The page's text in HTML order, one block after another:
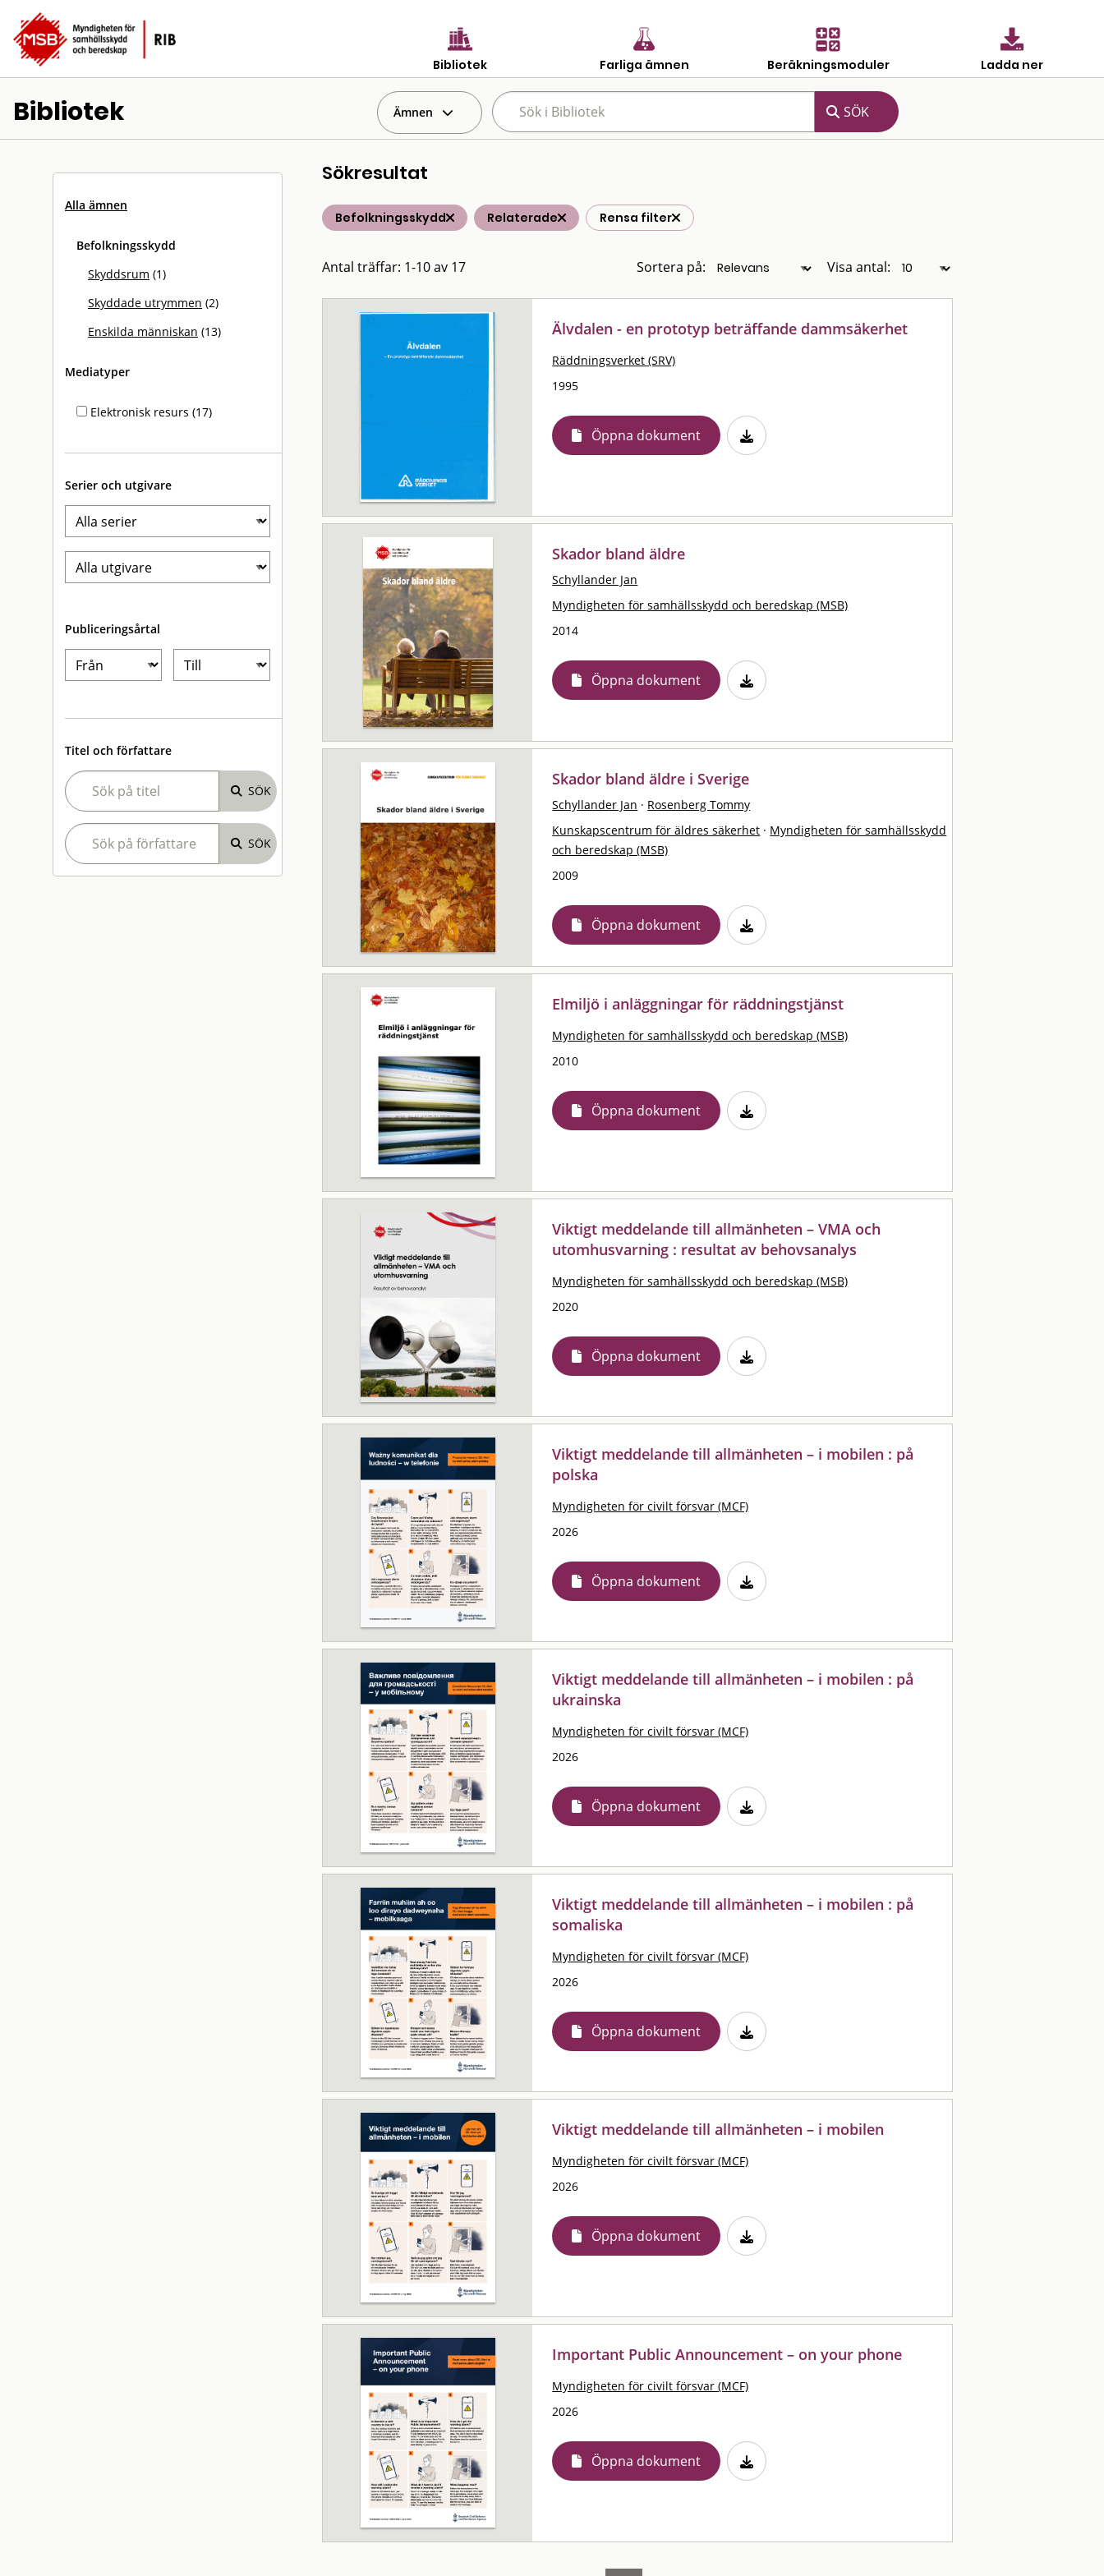
Bibliotek Farliga ämnen Beräkningsmoduler Ladda ner
Bibliotek Ämnen
Alla ämnen
Befolkningsskydd
Skyddsrum (1)
Skyddade utrymmen (2)
Enskilda människan (13)
Mediatyper
Elektronisk resurs (17)
Serier och utgivare
Publiceringsårtal
Titel och författare
Sökresultat
Befolkningsskydd Relaterade Rensa filter
Antal träffar: 1-10 av 17 Sortera på: Visa antal:
Älvdalen - en prototyp beträffande dammsäkerhet
Räddningsverket (SRV)
1995
Öppna dokument
Skador bland äldre
Schyllander Jan
Myndigheten för samhällsskydd och beredskap (MSB)
2014
Öppna dokument
Skador bland äldre i Sverige
Schyllander Jan · Rosenberg Tommy
Kunskapscentrum för äldres säkerhet · Myndigheten för samhällsskydd
och beredskap (MSB)
2009
Öppna dokument
Elmiljö i anläggningar för räddningstjänst
Myndigheten för samhällsskydd och beredskap (MSB)
2010
Öppna dokument
Viktigt meddelande till allmänheten – VMA och
utomhusvarning : resultat av behovsanalys
Myndigheten för samhällsskydd och beredskap (MSB)
2020
Öppna dokument
Viktigt meddelande till allmänheten – i mobilen : på
polska
Myndigheten för civilt försvar (MCF)
2026
Öppna dokument
Viktigt meddelande till allmänheten – i mobilen : på
ukrainska
Myndigheten för civilt försvar (MCF)
2026
Öppna dokument
Viktigt meddelande till allmänheten – i mobilen : på
somaliska
Myndigheten för civilt försvar (MCF)
2026
Öppna dokument
Viktigt meddelande till allmänheten – i mobilen
Myndigheten för civilt försvar (MCF)
2026
Öppna dokument
Important Public Announcement – on your phone
Myndigheten för civilt försvar (MCF)
2026
Öppna dokument